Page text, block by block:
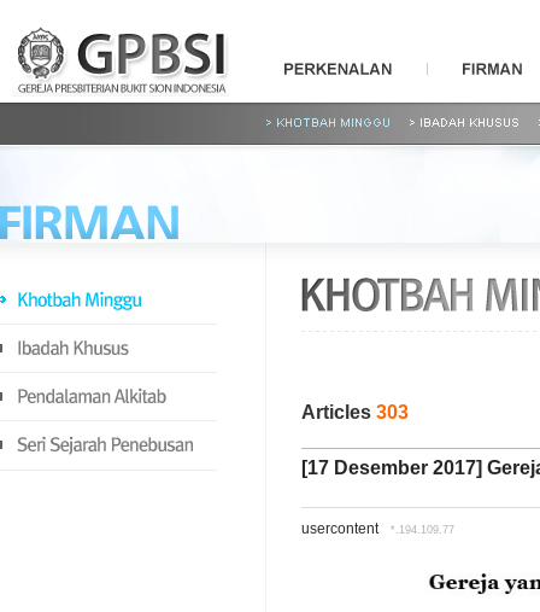
Articles 303
[17 Desember 2017]
usercontent *.194.109.77